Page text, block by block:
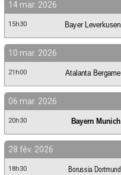
14 mar. 2026
15h30 Bayer Leverkusen
10 mar. 2026
21h00 Atalanta Bergame
06 mar. 2026
20h30 Bayern Munich
28 fév. 2026
18h30 Borussia Dortmund